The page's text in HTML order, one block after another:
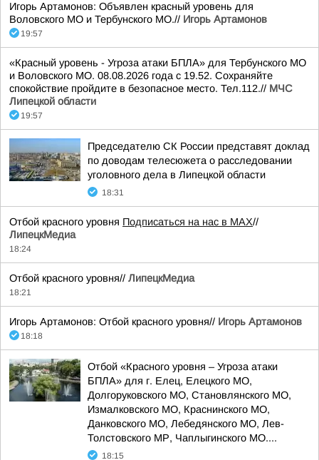
Игорь Артамонов: Объявлен красный уровень для
Воловского МО и Тербунского МО.// Игорь Артамонов
19:57
«Красный уровень - Угроза атаки БПЛА» для Тербунского МО
и Воловского МО. 08.08.2026 года с 19.52. Сохраняйте
спокойствие пройдите в безопасное место. Тел.112.// МЧС
Липецкой области
19:57
Председателю СК России представят доклад
по доводам телесюжета о расследовании
уголовного дела в Липецкой области
18:31
Отбой красного уровня Подписаться на нас в МАХ//
ЛипецкМедиа
18:24
Отбой красного уровня// ЛипецкМедиа
18:21
Игорь Артамонов: Отбой красного уровня// Игорь Артамонов
18:18
Отбой «Красного уровня – Угроза атаки
БПЛА» для г. Елец, Елецкого МО,
Долгоруковского МО, Становлянского МО,
Измалковского МО, Краснинского МО,
Данковского МО, Лебедянского МО, Лев-
Толстовского МР, Чаплыгинского МО....
18:15